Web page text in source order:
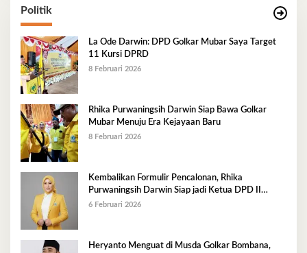
Politik
La Ode Darwin: DPD Golkar Mubar Saya Target
11 Kursi DPRD
8 Februari 2026
Rhika Purwaningsih Darwin Siap Bawa Golkar
Mubar Menuju Era Kejayaan Baru
8 Februari 2026
Kembalikan Formulir Pencalonan, Rhika
Purwaningsih Darwin Siap jadi Ketua DPD II
Golkar Mubar
6 Februari 2026
Heryanto Menguat di Musda Golkar Bombana,